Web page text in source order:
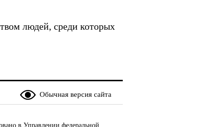
людей, среди которых
Обычная версия сайта
в Управлении федеральной